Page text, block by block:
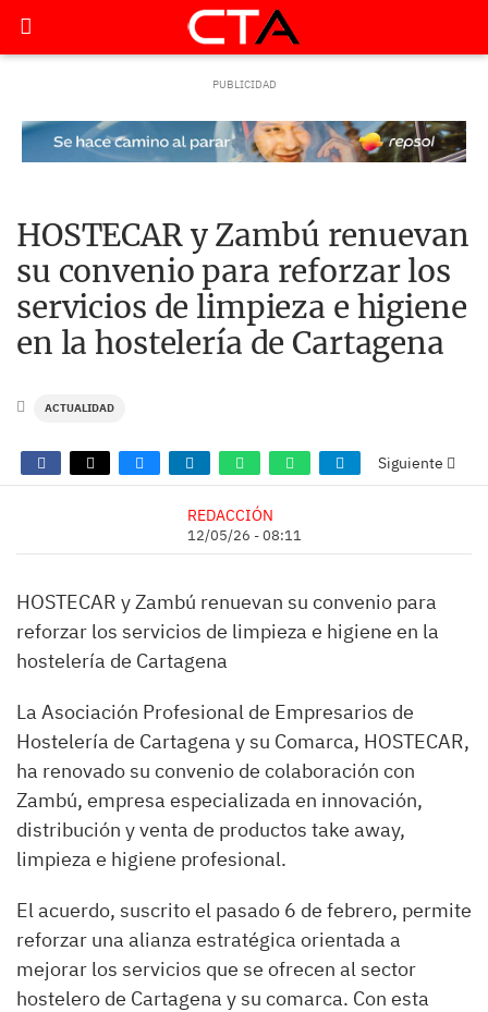
HOSTECAR y Zambú renuevan
su convenio para reforzar los
servicios de limpieza e higiene
en la hostelería de Cartagena
ACTUALIDAD
Siguiente
REDACCIÓN
12/05/26 - 08:11
HOSTECAR y Zambú renuevan su convenio para
reforzar los servicios de limpieza e higiene en la
hostelería de Cartagena
La Asociación Profesional de Empresarios de
Hostelería de Cartagena y su Comarca, HOSTECAR,
ha renovado su convenio de colaboración con
Zambú, empresa especializada en innovación,
distribución y venta de productos take away,
limpieza e higiene profesional.
El acuerdo, suscrito el pasado 6 de febrero, permite
reforzar una alianza estratégica orientada a
mejorar los servicios que se ofrecen al sector
hostelero de Cartagena y su comarca. Con esta